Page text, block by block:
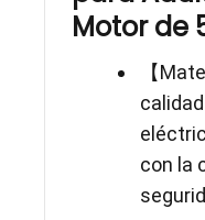
Motor de
【
con la